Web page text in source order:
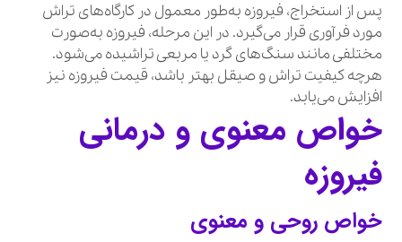
پس از استخراج، فیروزه به‌طور معمول در کارگاه‌های تراش
مورد فرآوری قرار می‌گیرد. در این مرحله، فیروزه به‌صورت
مختلفی مانند سنگ‌های گرد یا مربعی تراشیده می‌شود.
هرچه کیفیت تراش و صیقل بهتر باشد، قیمت فیروزه نیز
افزایش می‌یابد.
خواص معنوی و درمانی
فیروزه
خواص روحی و معنوی